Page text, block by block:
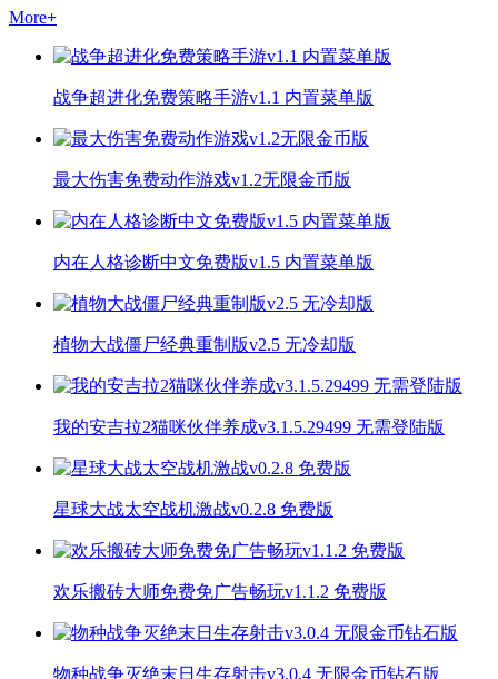
More+
战争超进化免费策略手游v1.1 内置菜单版
最大伤害免费动作游戏v1.2无限金币版
内在人格诊断中文免费版v1.5 内置菜单版
植物大战僵尸经典重制版v2.5 无冷却版
我的安吉拉2猫咪伙伴养成v3.1.5.29499 无需登陆版
星球大战太空战机激战v0.2.8 免费版
欢乐搬砖大师免费免广告畅玩v1.1.2 免费版
物种战争灭绝末日生存射击v3.0.4 无限金币钻石版